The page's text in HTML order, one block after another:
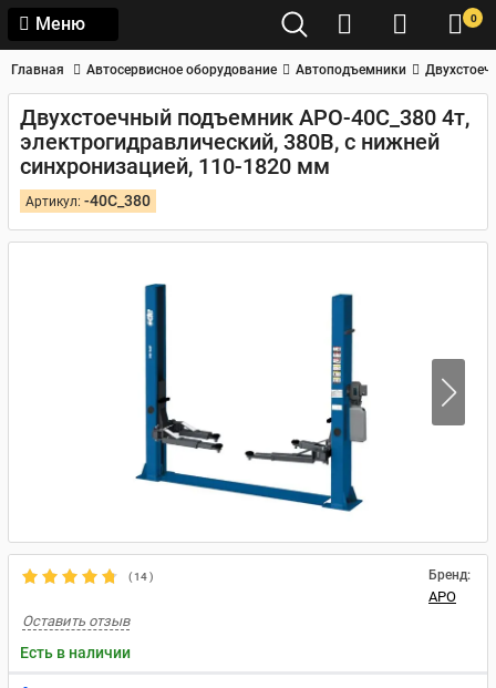
Меню 0
Главная Автосервисное оборудование Автоподъемники
Двухстоечный подъемник APO-40C_380 4т,
электрогидравлический, 380В, с нижней
синхронизацией, 110-1820 мм
Артикул: -40C_380
(14) Бренд:
APO
Оставить отзыв
Есть в наличии